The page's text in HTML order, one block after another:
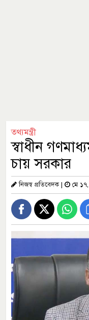
তথ্যমন্ত্রী
স্বাধীন
চায় সরকার
নিজস্ব প্রতিবেদক| মে